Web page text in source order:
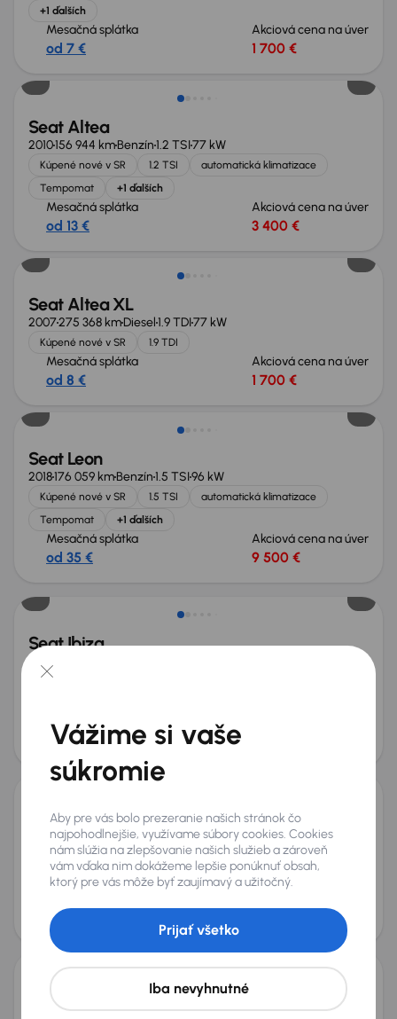
+1 ďalších
Mesačná splátka
od 7 €
Akciová cena na úver
1 700 €
Zlacnené o 600 €
Seat Altea
2010156 944 kmBenzín1.2 TSI77 kW
Kúpené nové v SR 1.2 TSI
automatická klimatizace
Tempomat
+1 ďalších
Mesačná splátka
od 13 €
Akciová cena na úver
3 400 €
Seat Altea XL
2007275 368 kmDiesel1.9 TDI77 kW
Kúpené nové v SR 1.9 TDI
Mesačná splátka
od 8 €
Akciová cena na úver
1 700 €
Seat Leon
2018176 059 kmBenzín1.5 TSI96 kW
Kúpené nové v SR 1.5 TSI
automatická klimatizace
Tempomat
+1 ďalších
Mesačná splátka
od 35 €
Akciová cena na úver
9 500 €
Seat Ibiza
1.6 TDI
Mesačná splátka
od 14 €
Seat Arona
202287 981 kmBenzín1.0 TSI81 kW
Po prvom majiteľovi Kúpené nové v SR 1.0 TSI
+6 ďalších
od 47 €
Zlacnené o 800 €
Seat Arona
103 132 kmAutomatBenzín1.0 TSI81 kW
Vážime si vaše
súkromie
Aby pre vás bolo prezeranie našich stránok čo
najpohodlnejšie, využívame súbory cookies. Cookies
nám slúžia na zlepšovanie našich služieb a zároveň
vám vďaka nim dokážeme lepšie ponúknuť obsah,
ktorý pre vás môže byť zaujímavý a užitočný.
Iba nevyhnutné
Prijať všetko